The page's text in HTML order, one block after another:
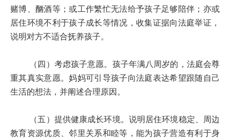
赌博、酗酒等；或工作繁忙无法给予孩子足够陪伴；亦或
居住环境不利于孩子成长等情况，收集证据向法庭举证，
说明对方不适合抚养孩子。
（四）考虑孩子意愿。孩子年满八周岁的，法庭会尊
重其真实意愿。妈妈可引导孩子向法庭表达希望跟随自己
生活的想法，并阐述合理原因。
（五）提供健康成长环境。说明居住环境稳定、周边
教育资源优质、邻里关系和睦等，能为孩子营造有利于身